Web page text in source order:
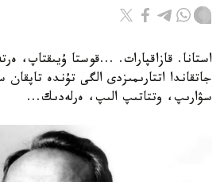
استانا. قازاقپارات. ...قوستا ۇيىقتاپ،
جاتقاندا اتتارىمىزدى الگى تۇندە تاپقان
سۋارىپ، وتتاتىپ الىپ، ەرلەدىك...